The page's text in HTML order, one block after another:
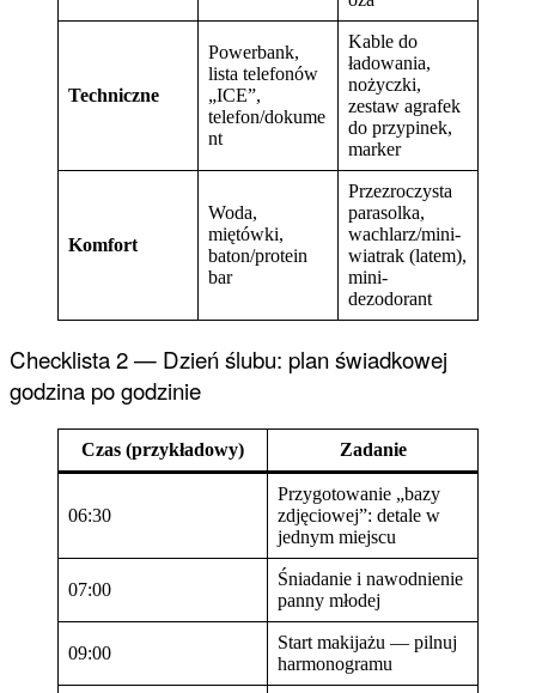
Techniczne
Powerbank,
lista telefonów
„ICE”,
telefon/dokume
nt
Kable do
ładowania,
nożyczki,
zestaw agrafek
do przypinek,
marker
Komfort
Woda,
miętówki,
baton/protein
bar
Przezroczysta
parasolka,
wachlarz/mini-
wiatrak (latem),
mini-
dezodorant
Checklista 2 — Dzień ślubu: plan świadkowej
godzina po godzinie
Czas (przykładowy) Zadanie
06:30
Przygotowanie „bazy
zdjęciowej”: detale w
jednym miejscu
07:00
Śniadanie i nawodnienie
panny młodej
09:00
Start makijażu — pilnuj
harmonogramu